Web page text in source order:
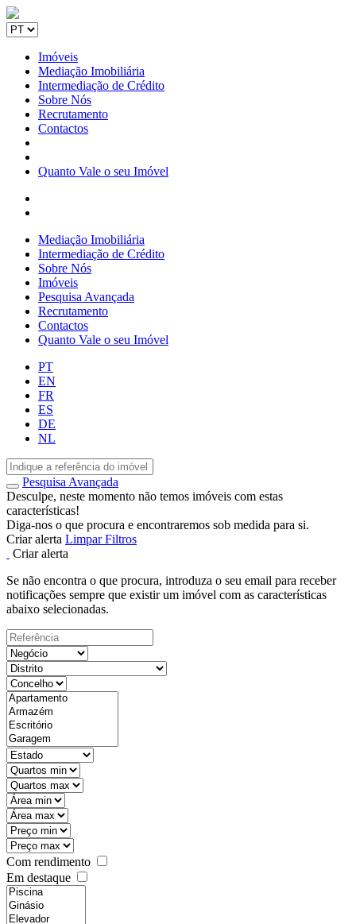
Imóveis
Mediação Imobiliária
Intermediação de Crédito
Sobre Nós
Recrutamento
Contactos
Quanto Vale o seu Imóvel
Mediação Imobiliária
Intermediação de Crédito
Sobre Nós
Imóveis
Pesquisa Avançada
Recrutamento
Contactos
Quanto Vale o seu Imóvel
PT
EN
FR
ES
DE
NL
Pesquisa Avançada
Desculpe, neste momento não temos imóveis com estas
características!
Diga-nos o que procura e encontraremos sob medida para si.
Criar alerta Limpar Filtros
Criar alerta
Se não encontra o que procura, introduza o seu email para receber
notificações sempre que existir um imóvel com as características
abaixo selecionadas.
Com rendimento
Em destaque